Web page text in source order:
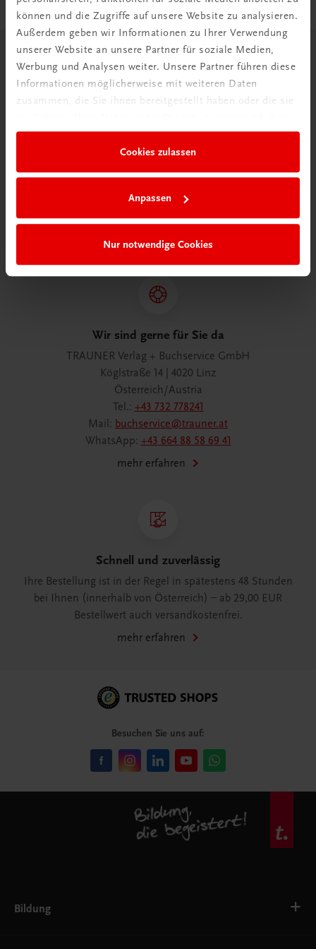
können und die Zugriffe auf unsere Website zu analysieren.
Außerdem geben wir Informationen zu Ihrer Verwendung
unserer Website an unsere Partner für soziale Medien,
Werbung und Analysen weiter. Unsere Partner führen diese
Informationen möglicherweise mit weiteren Daten
zusammen, die Sie ihnen bereitgestellt haben oder die sie
Cookies zulassen
Anpassen
Nur notwendige Cookies
Herzlich willkommen bei TRAUNER!
Wir sind ein österreichisches Familienunternehmen mit
75 Mitarbeiterinnen und Mitarbeitern, die eines verbindet:
Begeisterung für unsere Produkte.
mehr erfahren
Wir sind gerne für Sie da
TRAUNER Verlag + Buchservice GmbH
Köglstraße 14 | 4020 Linz
Österreich/Austria
Tel.: +43 732 778241
Mail: buchservice@trauner.at
WhatsApp: +43 664 88 58 69 41
mehr erfahren
Schnell und zuverlässig
Ihre Bestellung ist in der Regel in spätestens 48 Stunden
bei Ihnen (innerhalb von Österreich) – ab 29,00 EUR
Bestellwert auch versandkostenfrei.
mehr erfahren
Besuchen Sie uns auf:
Bildung